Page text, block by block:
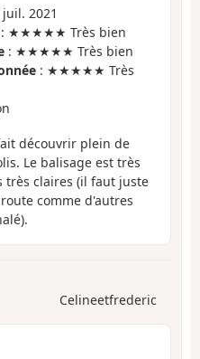
juil. 2021
: ★★★★★ Très bien
: ★★★★★ Très bien
: ★★★★★ Très
découvrir plein de
Le balisage est très
très claires (il faut juste
comme d'autres
Celineetfrederic